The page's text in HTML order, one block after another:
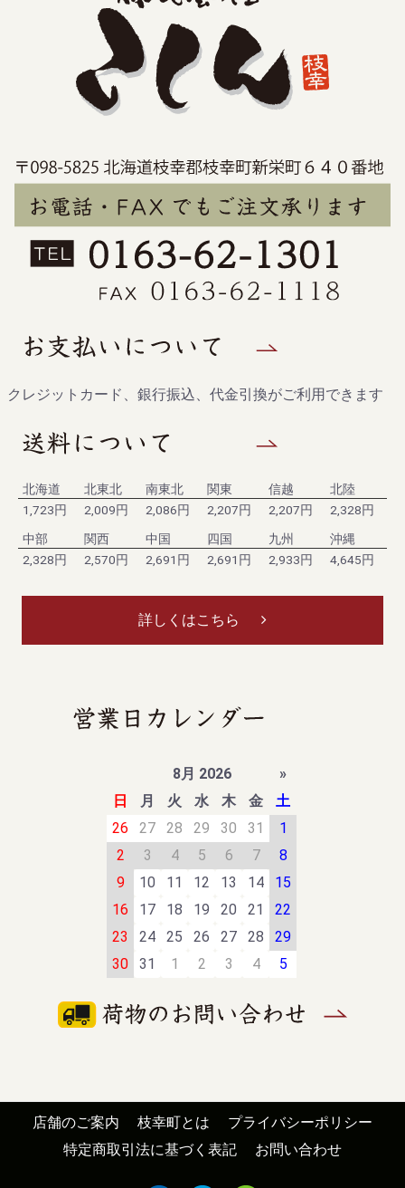
クレジットカード、銀行振込、代金引換がご利用できます
北海道
1,723円
北東北
2,009円
南東北
2,086円
関東
2,207円
信越
2,207円
北陸
2,328円
中部
2,328円
関西
2,570円
中国
2,691円
四国
2,691円
九州
2,933円
沖縄
4,645円
詳しくはこちら
8月 2026
»
日
月 火 水 木 金
土
26
27 28 29 30 31
1
2
3 4 5 6 7
8
9
10 11 12 13 14
15
16
17 18 19 20 21
22
23
24 25 26 27 28
29
30
31 1 2 3 4 5
店舗のご案内 枝幸町とは
プライバシーポリシー
特定商取引法に基づく表記
お問い合わせ